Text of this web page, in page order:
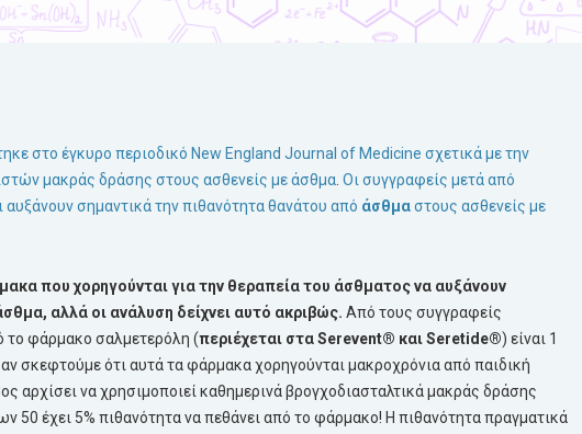
στο έγκυρο περιοδικό New England Journal of Medicine σχετικά με την
μακράς δράσης στους ασθενείς με άσθμα. Οι συγγραφείς μετά από
σημαντικά την πιθανότητα θανάτου από άσθμαστους ασθενείς με
που χορηγούνται για την θεραπεία του άσθματοςνα αυξάνουν
αλλά οι ανάλυση δείχνει αυτό ακριβώς. Από τους συγγραφείς
το φάρμακο σαλμετερόλη (περιέχεται στα Serevent® και Seretide®) είναι 1
σκεφτούμε ότι αυτά τα φάρμακα χορηγούνται μακροχρόνια από παιδική
αρχίσει να χρησιμοποιεί καθημερινά βρογχοδιασταλτικά μακράς δράσης
50 έχει 5% πιθανότητα να πεθάνει από το φάρμακο! Η πιθανότητα πραγματικά